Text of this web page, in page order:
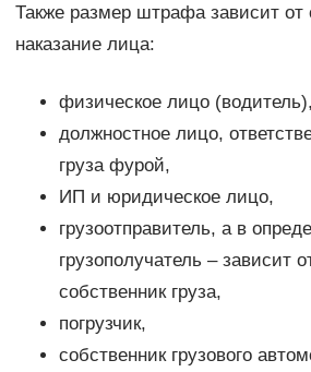
Также размер штрафа зависит от
наказание лица:
физическое лицо (водитель),
должностное лицо,
груза фурой,
ИП и юридическое лицо,
грузоотправитель, а в
грузополучатель – зависит
собственник груза,
погрузчик,
собственник грузового